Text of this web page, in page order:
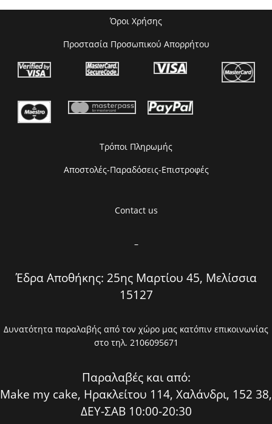
Όροι Χρήσης
Προστασία Προσωπικού Απορρήτου
Τρόποι Πληρωμής
Αποστολές-Παραδόσεις-Επιστροφές
Contact us
–
Έδρα Αποθήκης: 25ης Μαρτίου 45, Μελίσσια
15127
Δυνατότητα παραλαβής από τον χώρο μας κατόπιν επικοινωνίας
στο τηλ. 2106095671
Παραλαβές και από:
Make my cake, Ηρακλείτου 114, Χαλάνδρι, 152 38,
ΔΕΥ-ΣΑΒ 10:00-20:30